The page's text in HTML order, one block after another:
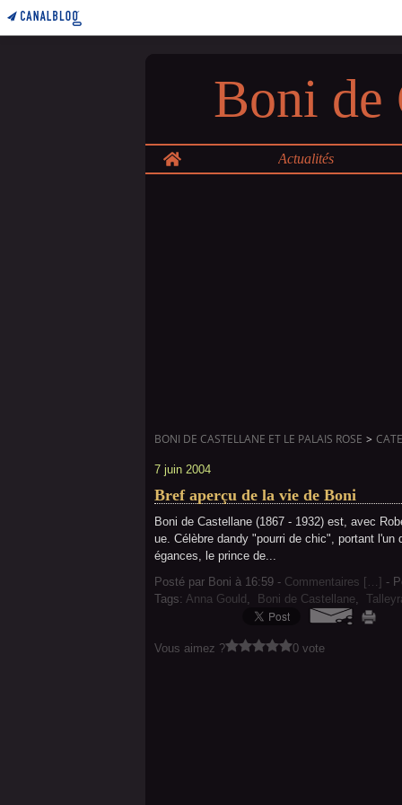
Boni de
Home Actualités
BONI DE CASTELLANE ET LE PALAIS ROSE >
7 juin 2004
Bref aperçu de la vie de Boni
Boni de Castellane (1867 - 1932) est, avec
ue. Célèbre dandy "pourri de chic", portant
égances, le prince de...
Posté par Boni à 16:59 - Commentaires [ …] -
Tags: Anna Gould , Boni de Castellane,
Vous aimez ? 0 vote